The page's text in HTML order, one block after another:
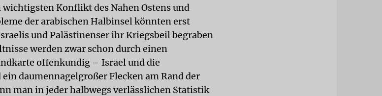
Konflikt des Nahen Ostens und
der arabischen Halbinsel könnten erst
und Palästinenser ihr Kriegsbeil begraben
werden zwar schon durch einen
offenkundig – Israel und die
daumennagelgroßer Flecken am Rand der
man in jeder halbwegs verlässlichen Statistik